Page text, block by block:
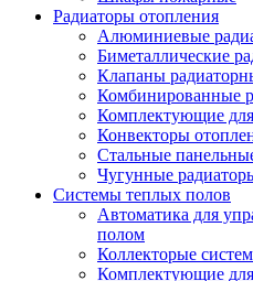
Радиаторы отопления
Алюминиевые
Биметаллические
Клапаны
Комбинированные
Комплектующие для
Конвекторы
Стальные
Чугунные
Системы теплых полов
Автоматика для
полом
Коллекторые
Комплектующие